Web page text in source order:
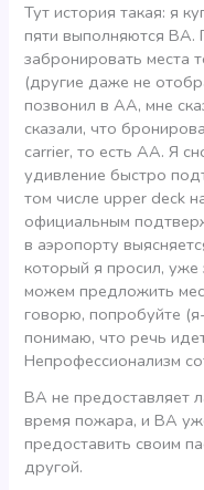
Тут история такая: я
пяти выполняются
забронировать места
(другие даже не
позвонил в АА, мне
сказали, что
carrier, то есть АА. Я
удивление быстро
том числе upper deck
официальным
в аэропорту
который я просил, уже
можем предложить
говорю, попробуйте
понимаю, что речь
Непрофессионализм
ВА не предоставляет
время пожара, и ВА
предоставить своим
другой.